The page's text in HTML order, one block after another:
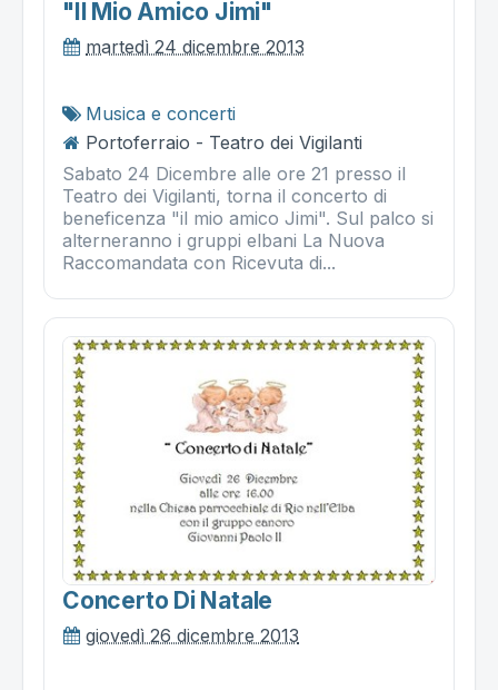
"il Mio Amico Jimi"
martedì 24 dicembre 2013
Musica e concerti
Portoferraio - Teatro dei Vigilanti
Sabato 24 Dicembre alle ore 21 presso il
Teatro dei Vigilanti, torna il concerto di
beneficenza "il mio amico Jimi". Sul palco si
alterneranno i gruppi elbani La Nuova
Raccomandata con Ricevuta di...
Concerto Di Natale
giovedì 26 dicembre 2013